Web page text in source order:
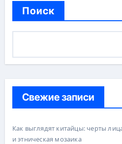
Поиск
Свежие записи
Как выглядят китайцы: черты
и этническая мозаика